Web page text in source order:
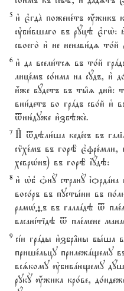
5 и3 є3гдA пожене1тъ ќжикъ
ўби1вшаго въ рyцэ
своего2 и3 не ненави1дz
6 и3 да всели1тсz въ то1й
лице1мъ со1нма на сyдъ, и3
и4же бyдетъ въ ты6z дни6:
вни1детъ во грaдъ сво1й и3
tню1дуже и3збэже2.
7 И# tдэли1ша кеде1съ въ
сmхе1мъ въ горЁ є3фре1мли,
хеврHнъ) въ горЁ їyдэ:
8 и3 њб8 nнY странY
восо1ръ въ пусты1ни въ
рамHfъ въ галаaдэ t
васанjтідэ t пле1мене
9 сjи грaды и3збр†ны
прише1льцу
всsкому ўбивaющему
рукY ќжика кро1ве,